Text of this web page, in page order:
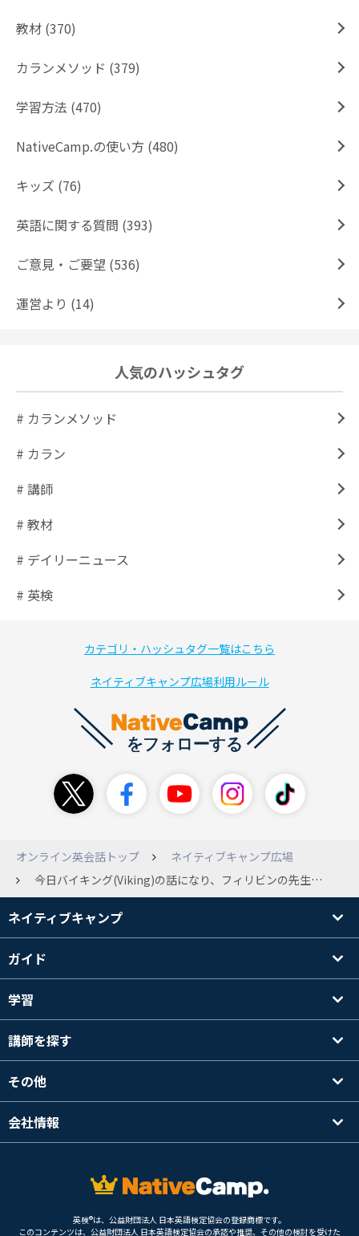
教材 (370)
カランメソッド (379)
学習方法 (470)
NativeCamp.の使い方 (480)
キッズ (76)
英語に関する質問 (393)
ご意見・ご要望 (536)
運営より (14)
人気のハッシュタグ
# カランメソッド
# カラン
# 講師
# 教材
# デイリーニュース
# 英検
カテゴリ・ハッシュタグ一覧はこちら
ネイティブキャンプ広場利用ルール
オンライン英会話トップ
ネイティブキャンプ広場
今日バイキング(Viking)の話になり、フィリビンの先生に、バイキングは和製英語だから、なんと言えばいいのか尋ねたところ、通じると言われ、フィリピンではバイキングはとても高いと言われました。 本当に通じるのでしょうか？
ネイティブキャンプ
ガイド
学習
講師を探す
その他
会社情報
英検®は、公益財団法人 日本英語検定協会の登録商標です。
このコンテンツは、公益財団法人 日本英語検定協会の承認や推奨、その他の検討を受けた